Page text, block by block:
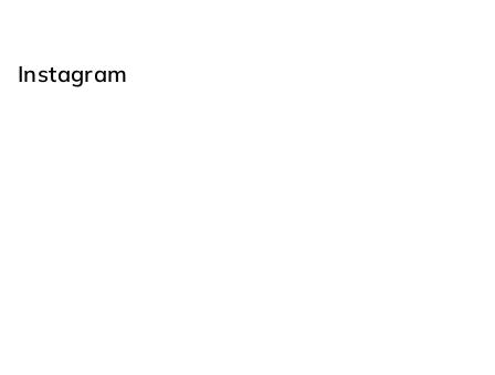
Instagram